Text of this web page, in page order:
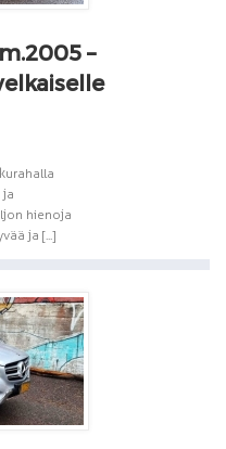
–
ja
hienoja
ja [...]